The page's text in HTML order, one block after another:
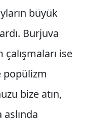
büyük
Burjuva
ise
popülizm
bize atın,
aslında